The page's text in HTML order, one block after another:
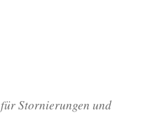
Stornierungen und